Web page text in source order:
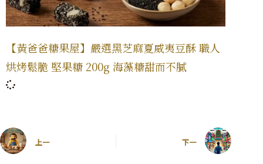
【黃爸爸糖果屋】嚴選黑芝麻夏威夷豆酥 職人
烘烤鬆脆 堅果糖 200g 海藻糖甜而不膩
上一 下一